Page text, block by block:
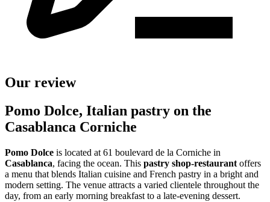
Our review
Pomo Dolce, Italian pastry on the
Casablanca Corniche
Pomo Dolce is located at 61 boulevard de la Corniche in
Casablanca, facing the ocean. This pastry shop-restaurant offers
a menu that blends Italian cuisine and French pastry in a bright and
modern setting. The venue attracts a varied clientele throughout the
day, from an early morning breakfast to a late-evening dessert.